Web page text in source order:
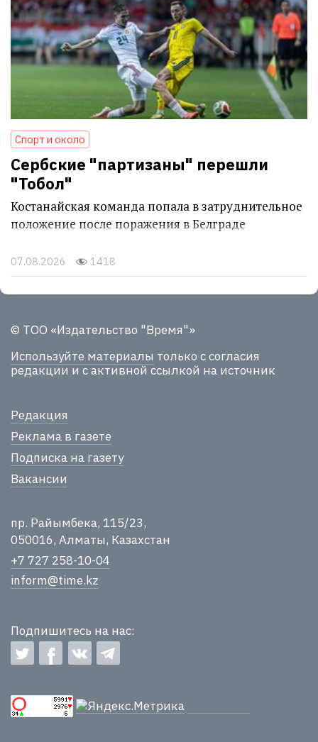
Спорт и около
Сербские "партизаны" перешли
"Тобол"
Костанайская команда попала в затруднительное
положение после поражения в Белграде
07.08.2026 1418
© ТОО «Издательство "Время"»
Используйте материалы только с согласия
редакции и с активной ссылкой на источник
Редакция
Реклама в газете
Подписка на газету
Вакансии
пр. Райымбека, 115/23,
050016, Алматы, Казахстан
+7 727 258-10-04
inform@time.kz
Подпишитесь на нас: